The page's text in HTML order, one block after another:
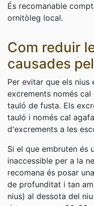
És recomanable
ornitòleg local.
Com reduir
causades
Per evitar que els nius
excrements només
tauló de fusta. Els
tauló i només cal
d'excrements a les
Si el que embruten és
inaccessible per a la
recomana és posar
de profunditat i tan
nius) al dessota del